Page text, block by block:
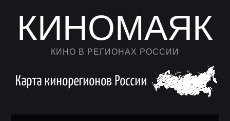
КИНОМАЯК
КИНО В РЕГИОНАХ РОССИИ